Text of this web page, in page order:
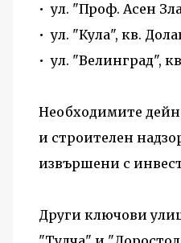
• ул. "Проф. Асен
• ул. "Кула", кв.
• ул. "Велинград",
Необходимите
и строителен
извършени с
Други ключови